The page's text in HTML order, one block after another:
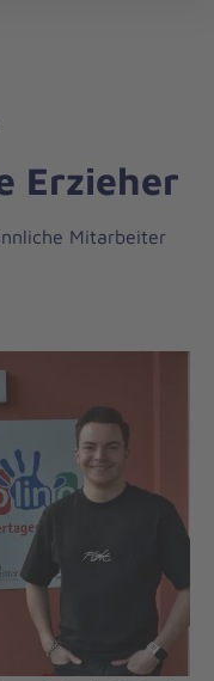
Erzieher
Mitarbeiter